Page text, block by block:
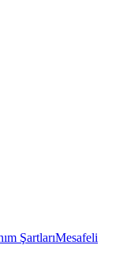
ŞartlarıMesafeli